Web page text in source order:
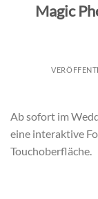
Magic
Ab sofort im
eine interaktive
Touchoberfläche.